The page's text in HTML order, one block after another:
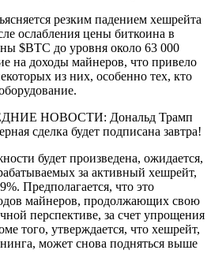
резким падением хешрейта
ослабления цены биткоина в
$BTC до уровня около 63 000
на доходы майнеров, что привело
из них, особенно тех, кто
НОВОСТИ: Дональд Трамп
сделка будет подписана завтра!
будет произведена, ожидается,
за активный хешрейт,
Предполагается, что это
майнеров, продолжающих свою
перспективе, за счет упрощения
того, утверждается, что хешрейт,
может снова подняться выше